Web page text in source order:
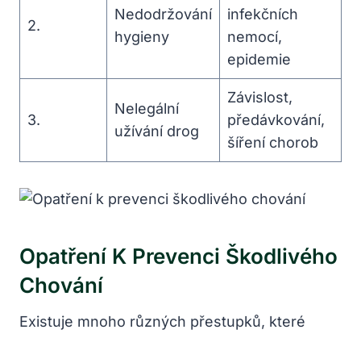
2.
Nedodržování
hygieny
infekčních
nemocí,
epidemie
3.
Nelegální
užívání drog
Závislost,
předávkování,
šíření chorob
Opatření K Prevenci Škodlivého
Chování
Existuje mnoho různých přestupků, které